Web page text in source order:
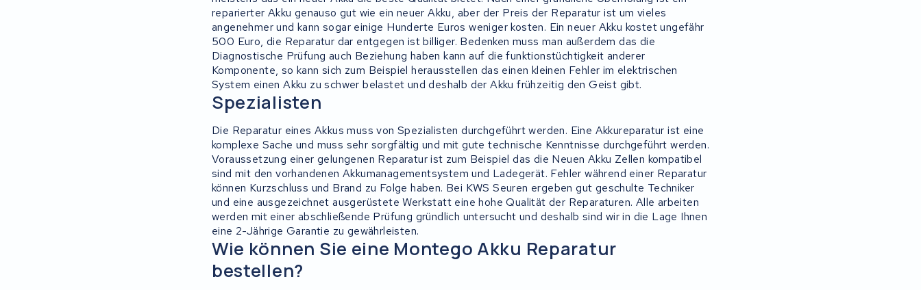
reparierter Akku genauso gut wie ein neuer Akku, aber der Preis der Reparatur ist um vieles
angenehmer und kann sogar einige Hunderte Euros weniger kosten. Ein neuer Akku kostet ungefähr
500 Euro, die Reparatur dar entgegen ist billiger. Bedenken muss man außerdem das die
Diagnostische Prüfung auch Beziehung haben kann auf die funktionstüchtigkeit anderer
Komponente, so kann sich zum Beispiel herausstellen das einen kleinen Fehler im elektrischen
System einen Akku zu schwer belastet und deshalb der Akku frühzeitig den Geist gibt.
Spezialisten
Die Reparatur eines Akkus muss von Spezialisten durchgeführt werden. Eine Akkureparatur ist eine
komplexe Sache und muss sehr sorgfältig und mit gute technische Kenntnisse durchgeführt werden.
Voraussetzung einer gelungenen Reparatur ist zum Beispiel das die Neuen Akku Zellen kompatibel
sind mit den vorhandenen Akkumanagementsystem und Ladegerät. Fehler während einer Reparatur
können Kurzschluss und Brand zu Folge haben. Bei KWS Seuren ergeben gut geschulte Techniker
und eine ausgezeichnet ausgerüstete Werkstatt eine hohe Qualität der Reparaturen. Alle arbeiten
werden mit einer abschließende Prüfung gründlich untersucht und deshalb sind wir in die Lage Ihnen
eine 2-Jährige Garantie zu gewährleisten.
Wie können Sie eine Montego Akku Reparatur
bestellen?